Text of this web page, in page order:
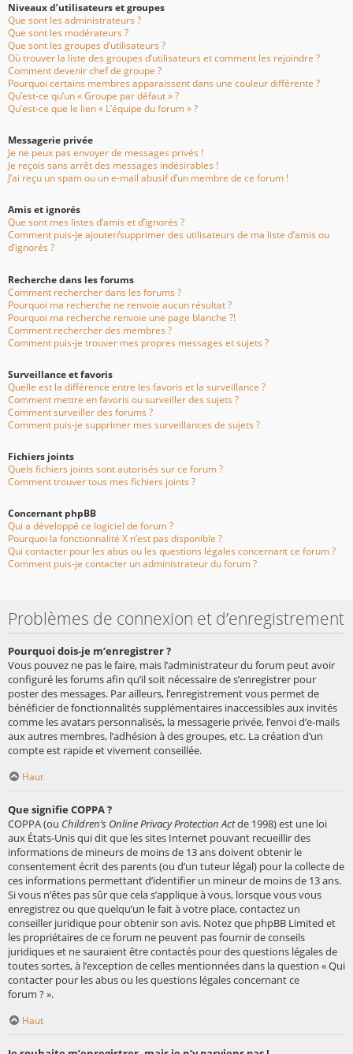
Niveaux d’utilisateurs et groupes
Que sont les administrateurs ?
Que sont les modérateurs ?
Que sont les groupes d’utilisateurs ?
Où trouver la liste des groupes d’utilisateurs et comment les rejoindre ?
Comment devenir chef de groupe ?
Pourquoi certains membres apparaissent dans une couleur différente ?
Qu’est-ce qu’un « Groupe par défaut » ?
Qu’est-ce que le lien « L’équipe du forum » ?
Messagerie privée
Je ne peux pas envoyer de messages privés !
Je reçois sans arrêt des messages indésirables !
J’ai reçu un spam ou un e-mail abusif d’un membre de ce forum !
Amis et ignorés
Que sont mes listes d’amis et d’ignorés ?
Comment puis-je ajouter/supprimer des utilisateurs de ma liste d’amis ou
d’ignorés ?
Recherche dans les forums
Comment rechercher dans les forums ?
Pourquoi ma recherche ne renvoie aucun résultat ?
Pourquoi ma recherche renvoie une page blanche ?!
Comment rechercher des membres ?
Comment puis-je trouver mes propres messages et sujets ?
Surveillance et favoris
Quelle est la différence entre les favoris et la surveillance ?
Comment mettre en favoris ou surveiller des sujets ?
Comment surveiller des forums ?
Comment puis-je supprimer mes surveillances de sujets ?
Fichiers joints
Quels fichiers joints sont autorisés sur ce forum ?
Comment trouver tous mes fichiers joints ?
Concernant phpBB
Qui a développé ce logiciel de forum ?
Pourquoi la fonctionnalité X n’est pas disponible ?
Qui contacter pour les abus ou les questions légales concernant ce forum ?
Comment puis-je contacter un administrateur du forum ?
Problèmes de connexion et d’enregistrement
Pourquoi dois-je m’enregistrer ?
Vous pouvez ne pas le faire, mais l’administrateur du forum peut avoir
configuré les forums afin qu’il soit nécessaire de s’enregistrer pour
poster des messages. Par ailleurs, l’enregistrement vous permet de
bénéficier de fonctionnalités supplémentaires inaccessibles aux invités
comme les avatars personnalisés, la messagerie privée, l’envoi d’e-mails
aux autres membres, l’adhésion à des groupes, etc. La création d’un
compte est rapide et vivement conseillée.
Haut
Que signifie COPPA ?
COPPA (ou Children’s Online Privacy Protection Actde 1998) est une loi
aux États-Unis qui dit que les sites Internet pouvant recueillir des
informations de mineurs de moins de 13 ans doivent obtenir le
consentement écrit des parents (ou d’un tuteur légal) pour la collecte de
ces informations permettant d’identifier un mineur de moins de 13 ans.
Si vous n’êtes pas sûr que cela s’applique à vous, lorsque vous vous
enregistrez ou que quelqu’un le fait à votre place, contactez un
conseiller juridique pour obtenir son avis. Notez que phpBB Limited et
les propriétaires de ce forum ne peuvent pas fournir de conseils
juridiques et ne sauraient être contactés pour des questions légales de
toutes sortes, à l’exception de celles mentionnées dans la question « Qui
contacter pour les abus ou les questions légales concernant ce
forum ? ».
Haut